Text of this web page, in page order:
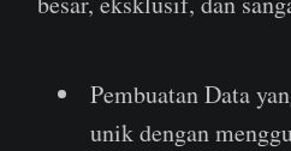
Pembuatan Data
unik dengan